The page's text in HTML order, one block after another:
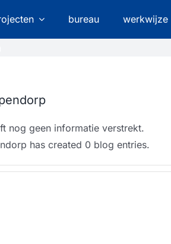
bureau werkwijze
nog geen informatie verstrekt.
has created 0 blog entries.